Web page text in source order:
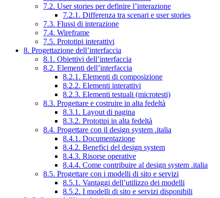
7.2. User stories per definire l’interazione
7.2.1. Differenza tra scenari e user stories
7.3. Flussi di interazione
7.4. Wireframe
7.5. Prototipi interattivi
8. Progettazione dell’interfaccia
8.1. Obiettivi dell’interfaccia
8.2. Elementi dell’interfaccia
8.2.1. Elementi di composizione
8.2.2. Elementi interattivi
8.2.3. Elementi testuali (microtesti)
8.3. Progettare e costruire in alta fedeltà
8.3.1. Layout di pagina
8.3.2. Prototipi in alta fedeltà
8.4. Progettare con il design system .italia
8.4.1. Documentazione
8.4.2. Benefici del design system
8.4.3. Risorse operative
8.4.4. Come contribuire al design system .italia
8.5. Progettare con i modelli di sito e servizi
8.5.1. Vantaggi dell’utilizzo dei modelli
8.5.2. I modelli di sito e servizi disponibili